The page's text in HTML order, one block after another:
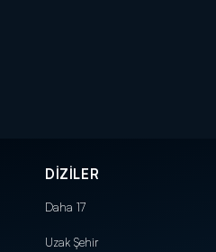
DİZİLER
Daha 17
Uzak Şehir